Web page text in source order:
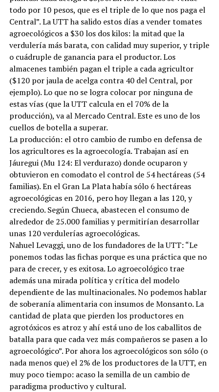
todo por 10 pesos, que es el triple de lo que nos paga el
Central”. La UTT ha salido estos días a vender tomates
agroecológicos a $30 los dos kilos: la mitad que la
verdulería más barata, con calidad muy superior, y triple
o cuádruple de ganancia para el productor. Los
almacenes también pagan el triple a cada agricultor
($120 por jaula de acelga contra 40 del Central, por
ejemplo). Lo que no se logra colocar por ninguna de
estas vías (que la UTT calcula en el 70% de la
producción), va al Mercado Central. Este es uno de los
cuellos de botella a superar.
La producción: el otro cambio de rumbo en defensa de
los agricultores es la agroecología. Trabajan así en
Jáuregui (Mu 124: El verdurazo) donde ocuparon y
obtuvieron en comodato el control de 54 hectáreas (54
familias). En el Gran La Plata había sólo 6 hectáreas
agroecológicas en 2016, pero hoy llegan a las 120, y
creciendo. Según Chueca, abastecen el consumo de
alrededor de 25.000 familias y permitirían desarrollar
unas 120 verdulerías agroecológicas.
Nahuel Levaggi, uno de los fundadores de la UTT: “Le
ponemos todas las fichas porque es una práctica que no
para de crecer, y es exitosa. Lo agroecológico trae
además una mirada política y crítica del modelo
dependiente de las multinacionales. No podemos hablar
de soberanía alimentaria con insumos de Monsanto. La
cantidad de plata que pierden los productores en
agrotóxicos es atroz y ahí está uno de los caballitos de
batalla para que cada vez más compañeros se pasen a lo
agroecológico”. Por ahora los agroecológicos son sólo (o
nada menos que) el 2% de los productores de la UTT, en
muy poco tiempo: acaso la semilla de un cambio de
paradigma productivo y cultural.